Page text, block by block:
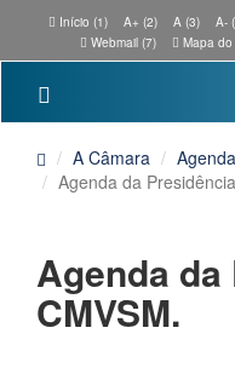
Início (1) A+ (2) A (3) A-
Webmail (7)
Mapa
A Câmara
Agenda da
Agenda
CMVSM.